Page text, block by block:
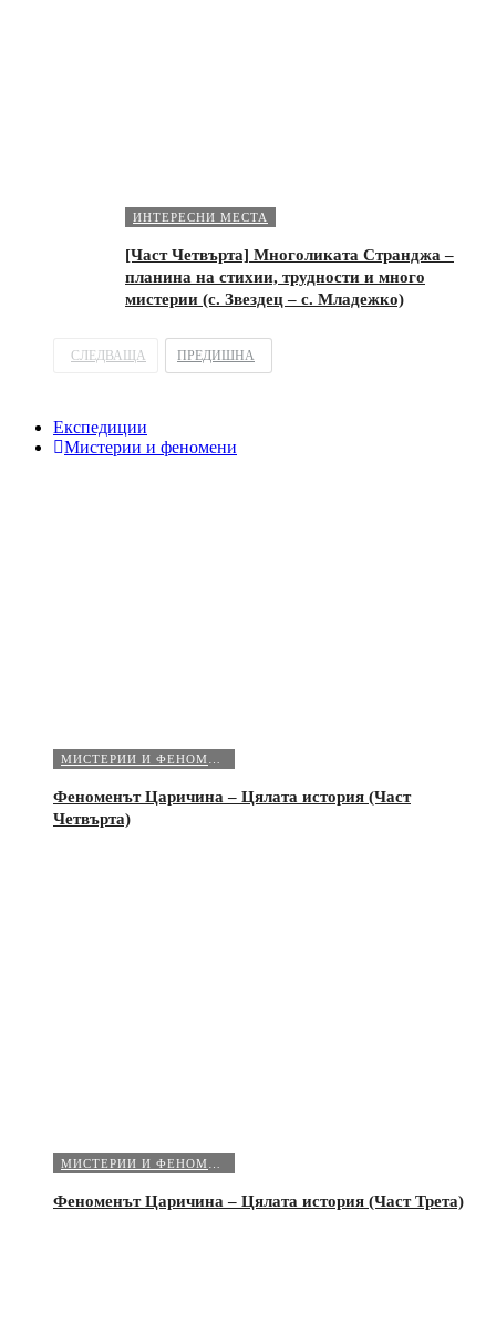
ИНТЕРЕСНИ МЕСТА
[Част Четвърта] Многоликата Странджа –
планина на стихии, трудности и много
мистерии (с. Звездец – с. Младежко)
СЛЕДВАЩА ПРЕДИШНА
Експедиции
Мистерии и феномени
Феноменът Царичина – Цялата история (Част
Четвърта)
Феноменът Царичина – Цялата история (Част Трета)